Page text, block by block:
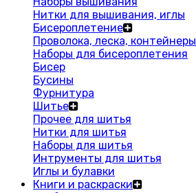
Нитки для вышивания, иглы
Бисероплетение
Проволока, леска, контейнеры
Наборы для бисероплетения
Бисер
Бусины
Фурнитура
Шитье
Прочее для шитья
Нитки для шитья
Наборы для шитья
Интрументы для шитья
Иглы и булавки
Книги и раскраски